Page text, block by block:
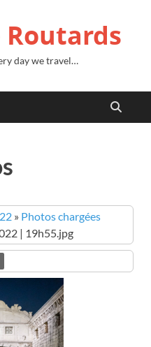
Routards
day we travel…
» Photos chargées
| 19h55.jpg